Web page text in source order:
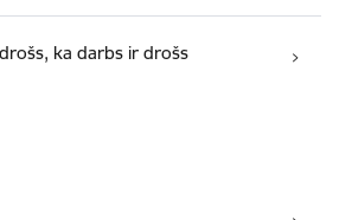
ka darbs ir drošs